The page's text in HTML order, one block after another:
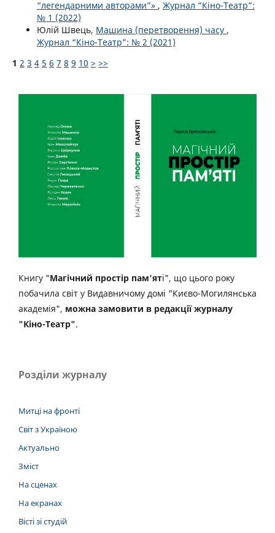
“легендарними авторами”» , Журнал “Кіно-Театр”:
№ 1 (2022)
Юлій Швець, Машина (перетворення) часу ,
Журнал “Кіно-Театр”: № 2 (2021)
1 2 3 4 5 6 7 8 9 10 > >>
Книгу "Магічний простір пам'яті", що цього року
побачила світ у Видавничому домі "Києво-Могилянська
академія", можна замовити в редакції журналу
"Кіно-Театр".
Розділи журналу
Митці на фронті
Світ з Україною
Актуально
Зміст
На сценах
На екранах
Вісті зі студій